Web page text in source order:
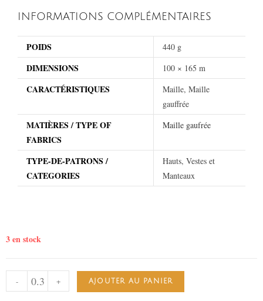
INFORMATIONS COMPLÉMENTAIRES
POIDS 440 g
DIMENSIONS 100 × 165 m
CARACTÉRISTIQUES
Maille, Maille
gauffrée
MATIÈRES / TYPE OF
FABRICS
Maille gaufrée
TYPE-DE-PATRONS /
CATEGORIES
Hauts, Vestes et
Manteaux
3 en stock
- + AJOUTER AU PANIER